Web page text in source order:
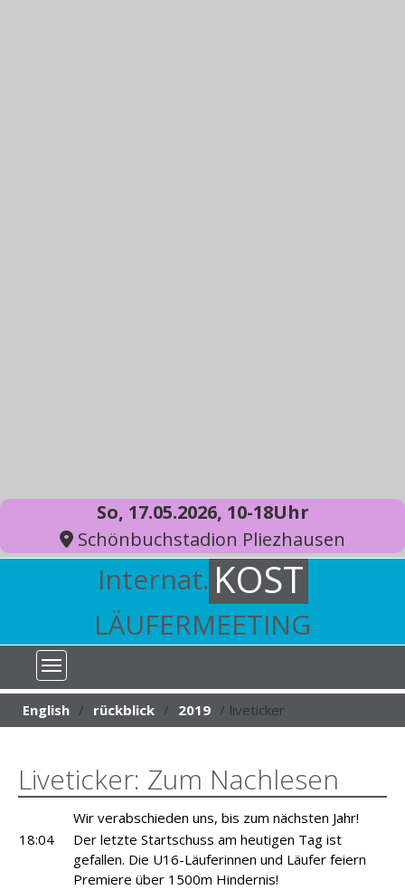
So, 17.05.2026, 10-18Uhr
Schönbuchstadion Pliezhausen
Internat. KOST
LÄUFERMEETING
You are here:
English rückblick 2019 liveticker
Liveticker: Zum Nachlesen
Wir verabschieden uns, bis zum nächsten Jahr!
18:04
Der letzte Startschuss am heutigen Tag ist
gefallen. Die U16-Läuferinnen und Läufer feiern
Premiere über 1500m Hindernis!